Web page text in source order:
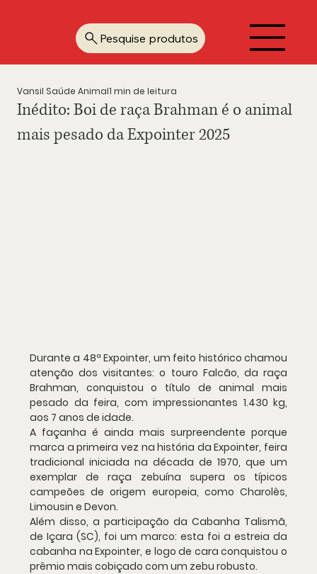
Pesquise produtos
Inédito: Boi de raça Brahman é o animal
mais pesado da Expointer 2025
Vansil Saúde Animal1 min de leitura
Durante a 48ª Expointer, um feito histórico chamou
atenção dos visitantes: o touro Falcão, da raça
Brahman, conquistou o título de animal mais
pesado da feira, com impressionantes 1.430 kg,
aos 7 anos de idade.
A façanha é ainda mais surpreendente porque
marca a primeira vez na história da Expointer, feira
tradicional iniciada na década de 1970, que um
exemplar de raça zebuína supera os típicos
campeões de origem europeia, como Charolês,
Limousin e Devon.
Além disso, a participação da Cabanha Talismã,
de Içara (SC), foi um marco: esta foi a estreia da
cabanha na Expointer, e logo de cara conquistou o
prêmio mais cobiçado com um zebu robusto.